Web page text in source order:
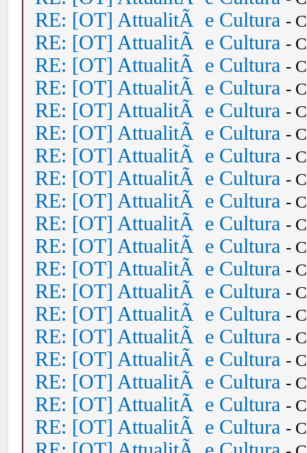
RE: [OT] AttualitÃ e Cultura -
RE: [OT] AttualitÃ e Cultura -
RE: [OT] AttualitÃ e Cultura -
RE: [OT] AttualitÃ e Cultura -
RE: [OT] AttualitÃ e Cultura -
RE: [OT] AttualitÃ e Cultura -
RE: [OT] AttualitÃ e Cultura -
RE: [OT] AttualitÃ e Cultura -
RE: [OT] AttualitÃ e Cultura -
RE: [OT] AttualitÃ e Cultura -
RE: [OT] AttualitÃ e Cultura -
RE: [OT] AttualitÃ e Cultura -
RE: [OT] AttualitÃ e Cultura -
RE: [OT] AttualitÃ e Cultura -
RE: [OT] AttualitÃ e Cultura -
RE: [OT] AttualitÃ e Cultura -
RE: [OT] AttualitÃ e Cultura -
RE: [OT] AttualitÃ e Cultura -
RE: [OT] AttualitÃ e Cultura -